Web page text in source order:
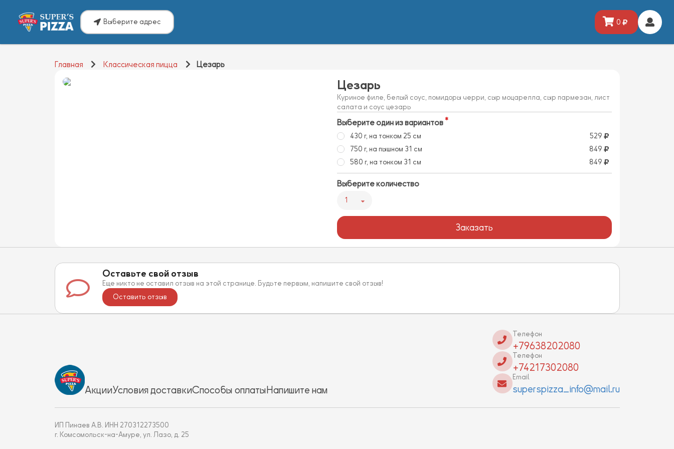
Выберите адрес 0
Главная Классическая пицца Цезарь
Цезарь
Куриное филе, белый соус, помидоры черри, сыр моцарелла, сыр пармезан, лист
салата и соус цезарь
Выберите один из вариантов
430 г, на тонком 25 см
529
750 г, на пышном 31 см
849
580 г, на тонком 31 см
849
Выберите количество
1
Заказать
Оставьте свой отзыв
Еще никто не оставил отзыв на этой странице. Будьте первым, напишите свой отзыв!
Оставить отзыв
АкцииУсловия доставкиСпособы оплатыНапишите нам
Телефон
+79638202080
Телефон
+74217302080
Email
superspizza_info@mail.ru
ИП Пинаев А.В. ИНН 270312273500
г. Комсомольск-на-Амуре, ул. Лазо, д. 25